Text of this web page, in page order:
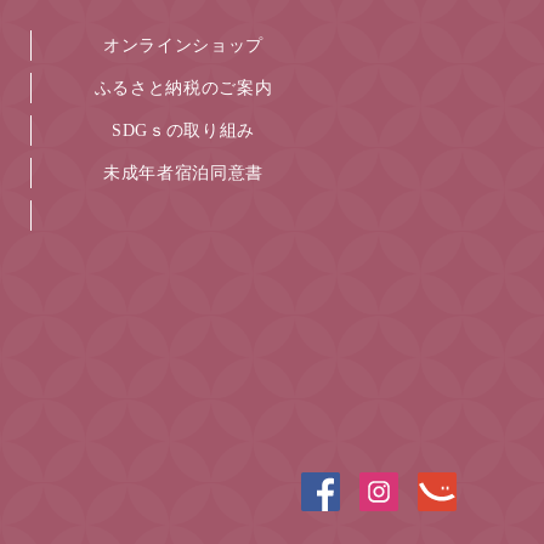
オンラインショップ
ふるさと納税のご案内
SDGｓの取り組み
未成年者宿泊同意書